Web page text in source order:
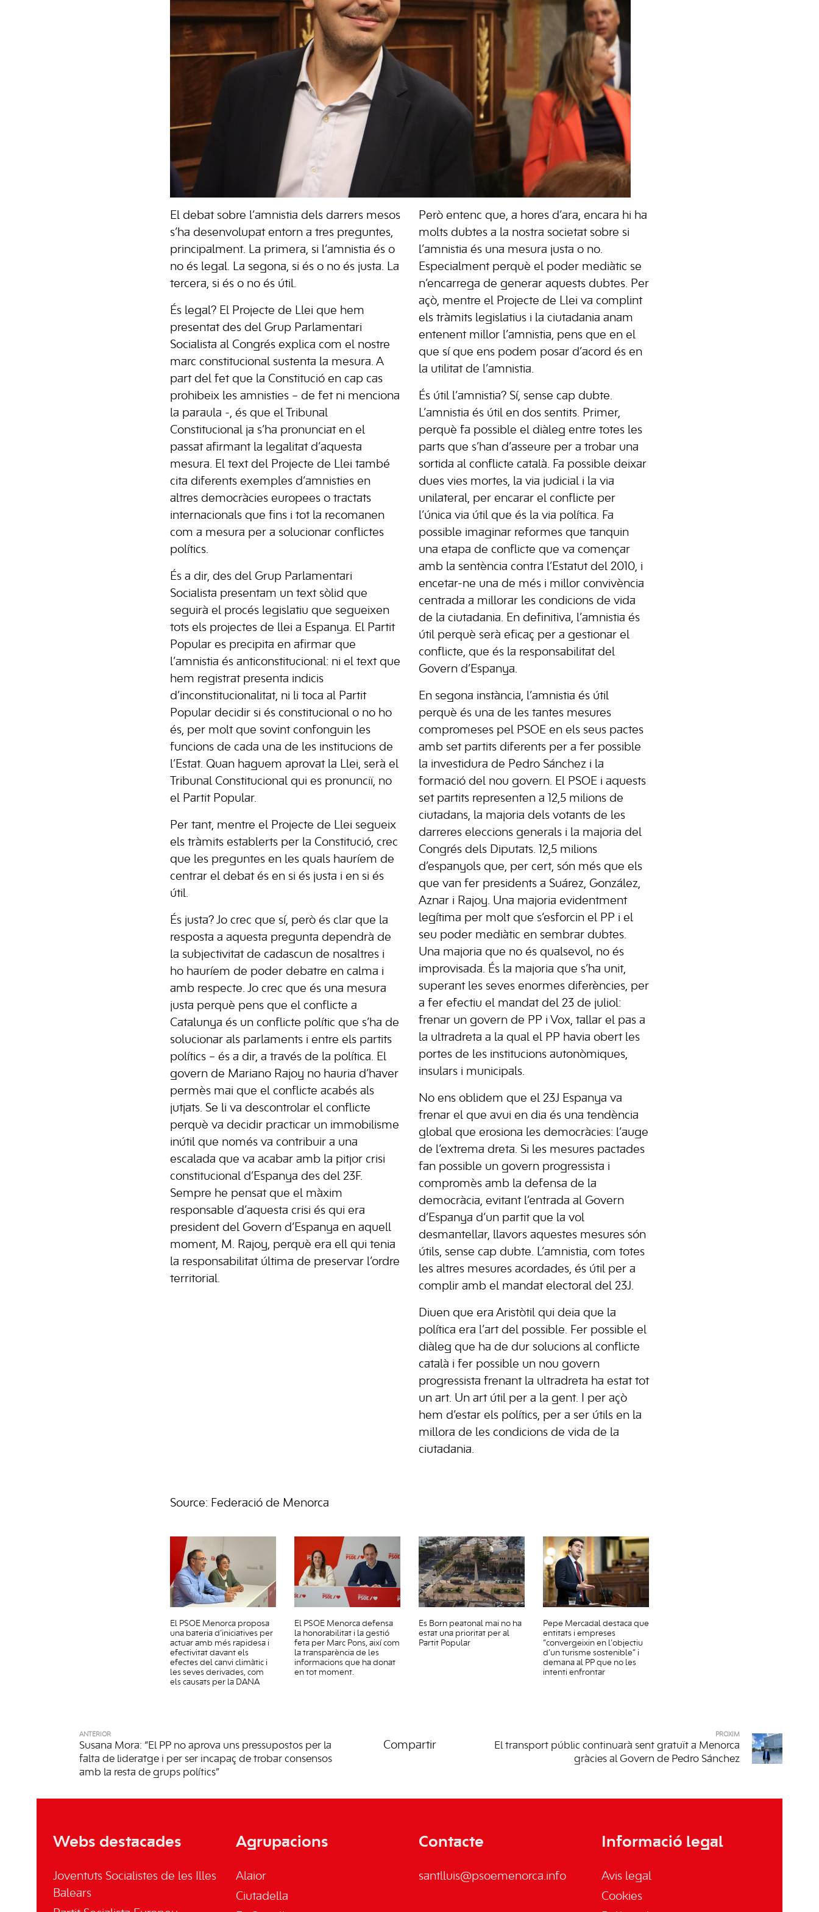
El debat sobre l’amnistia dels darrers mesos
s’ha desenvolupat entorn a tres preguntes,
principalment. La primera, si l’amnistia és o
no és legal. La segona, si és o no és justa. La
tercera, si és o no és útil.
És legal? El Projecte de Llei que hem
presentat des del Grup Parlamentari
Socialista al Congrés explica com el nostre
marc constitucional sustenta la mesura. A
part del fet que la Constitució en cap cas
prohibeix les amnisties – de fet ni menciona
la paraula -, és que el Tribunal
Constitucional ja s’ha pronunciat en el
passat afirmant la legalitat d’aquesta
mesura. El text del Projecte de Llei també
cita diferents exemples d’amnisties en
altres democràcies europees o tractats
internacionals que fins i tot la recomanen
com a mesura per a solucionar conflictes
polítics.
És a dir, des del Grup Parlamentari
Socialista presentam un text sòlid que
seguirà el procés legislatiu que segueixen
tots els projectes de llei a Espanya. El Partit
Popular es precipita en afirmar que
l’amnistia és anticonstitucional: ni el text que
hem registrat presenta indicis
d’inconstitucionalitat, ni li toca al Partit
Popular decidir si és constitucional o no ho
és, per molt que sovint confonguin les
funcions de cada una de les institucions de
l’Estat. Quan haguem aprovat la Llei, serà el
Tribunal Constitucional qui es pronunciï, no
el Partit Popular.
Per tant, mentre el Projecte de Llei segueix
els tràmits establerts per la Constitució, crec
que les preguntes en les quals hauríem de
centrar el debat és en si és justa i en si és
útil.
És justa? Jo crec que sí, però és clar que la
resposta a aquesta pregunta dependrà de
la subjectivitat de cadascun de nosaltres i
ho hauríem de poder debatre en calma i
amb respecte. Jo crec que és una mesura
justa perquè pens que el conflicte a
Catalunya és un conflicte polític que s’ha de
solucionar als parlaments i entre els partits
polítics – és a dir, a través de la política. El
govern de Mariano Rajoy no hauria d’haver
permès mai que el conflicte acabés als
jutjats. Se li va descontrolar el conflicte
perquè va decidir practicar un immobilisme
inútil que només va contribuir a una
escalada que va acabar amb la pitjor crisi
constitucional d’Espanya des del 23F.
Sempre he pensat que el màxim
responsable d’aquesta crisi és qui era
president del Govern d’Espanya en aquell
moment, M. Rajoy, perquè era ell qui tenia
la responsabilitat última de preservar l’ordre
territorial.
Però entenc que, a hores d’ara, encara hi ha
molts dubtes a la nostra societat sobre si
l’amnistia és una mesura justa o no.
Especialment perquè el poder mediàtic se
n’encarrega de generar aquests dubtes. Per
açò, mentre el Projecte de Llei va complint
els tràmits legislatius i la ciutadania anam
entenent millor l’amnistia, pens que en el
que sí que ens podem posar d’acord és en
la utilitat de l’amnistia.
És útil l’amnistia? Sí, sense cap dubte.
L’amnistia és útil en dos sentits. Primer,
perquè fa possible el diàleg entre totes les
parts que s’han d’asseure per a trobar una
sortida al conflicte català. Fa possible deixar
dues vies mortes, la via judicial i la via
unilateral, per encarar el conflicte per
l’única via útil que és la via política. Fa
possible imaginar reformes que tanquin
una etapa de conflicte que va començar
amb la sentència contra l’Estatut del 2010, i
encetar-ne una de més i millor convivència
centrada a millorar les condicions de vida
de la ciutadania. En definitiva, l’amnistia és
útil perquè serà eficaç per a gestionar el
conflicte, que és la responsabilitat del
Govern d’Espanya.
En segona instància, l’amnistia és útil
perquè és una de les tantes mesures
compromeses pel PSOE en els seus pactes
amb set partits diferents per a fer possible
la investidura de Pedro Sánchez i la
formació del nou govern. El PSOE i aquests
set partits representen a 12,5 milions de
ciutadans, la majoria dels votants de les
darreres eleccions generals i la majoria del
Congrés dels Diputats. 12,5 milions
d’espanyols que, per cert, són més que els
que van fer presidents a Suárez, González,
Aznar i Rajoy. Una majoria evidentment
legítima per molt que s’esforcin el PP i el
seu poder mediàtic en sembrar dubtes.
Una majoria que no és qualsevol, no és
improvisada. És la majoria que s’ha unit,
superant les seves enormes diferències, per
a fer efectiu el mandat del 23 de juliol:
frenar un govern de PP i Vox, tallar el pas a
la ultradreta a la qual el PP havia obert les
portes de les institucions autonòmiques,
insulars i municipals.
No ens oblidem que el 23J Espanya va
frenar el que avui en dia és una tendència
global que erosiona les democràcies: l’auge
de l’extrema dreta. Si les mesures pactades
fan possible un govern progressista i
compromès amb la defensa de la
democràcia, evitant l’entrada al Govern
d’Espanya d’un partit que la vol
desmantellar, llavors aquestes mesures són
útils, sense cap dubte. L’amnistia, com totes
les altres mesures acordades, és útil per a
complir amb el mandat electoral del 23J.
Diuen que era Aristòtil qui deia que la
política era l’art del possible. Fer possible el
diàleg que ha de dur solucions al conflicte
català i fer possible un nou govern
progressista frenant la ultradreta ha estat tot
un art. Un art útil per a la gent. I per açò
hem d’estar els polítics, per a ser útils en la
millora de les condicions de vida de la
ciutadania.
Source: Federació de Menorca
El PSOE Menorca proposa
una bateria d’iniciatives per
actuar amb més rapidesa i
efectivitat davant els
efectes del canvi climàtic i
les seves derivades, com
els causats per la DANA
El PSOE Menorca defensa
la honorabilitat i la gestió
feta per Marc Pons, així com
la transparència de les
informacions que ha donat
en tot moment.
Es Born peatonal mai no ha
estat una prioritat per al
Partit Popular
Pepe Mercadal destaca que
entitats i empreses
“convergeixin en l’objectiu
d’un turisme sostenible” i
demana al PP que no les
intenti enfrontar
ANTERIOR
Susana Mora: “El PP no aprova uns pressupostos per la
falta de lideratge i per ser incapaç de trobar consensos
amb la resta de grups polítics”
Compartir
PRÒXIM
El transport públic continuarà sent gratuït a Menorca
gràcies al Govern de Pedro Sánchez
Webs destacades
Joventuts Socialistes de les Illes
Balears
Agrupacions
Alaior
Ciutadella
Contacte
santlluis@psoemenorca.info
Informació legal
Avis legal
Cookies